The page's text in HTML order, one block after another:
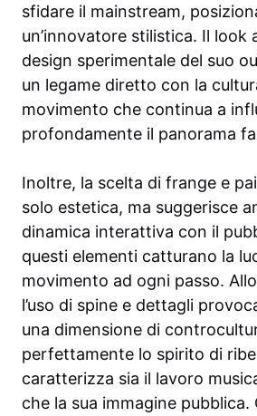
sfidare il mainstream,
un’innovatore stilistica. Il look
design sperimentale del suo
un legame diretto con la
movimento che continua a
profondamente il panorama
Inoltre, la scelta di frange e
solo estetica, ma suggerisce
dinamica interattiva con il
questi elementi catturano la
movimento ad ogni passo.
l’uso di spine e dettagli
una dimensione di
perfettamente lo spirito di
caratterizza sia il lavoro
che la sua immagine pubblica.